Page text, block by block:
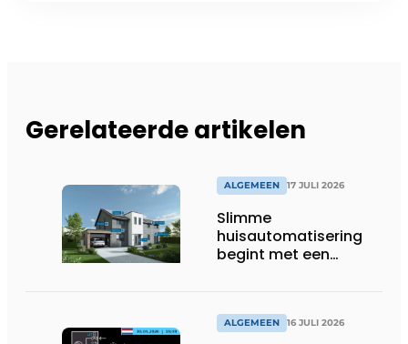
Gerelateerde artikelen
ALGEMEEN 17 JULI 2026
Slimme
huisautomatisering
begint met een
ALGEMEEN 16 JULI 2026